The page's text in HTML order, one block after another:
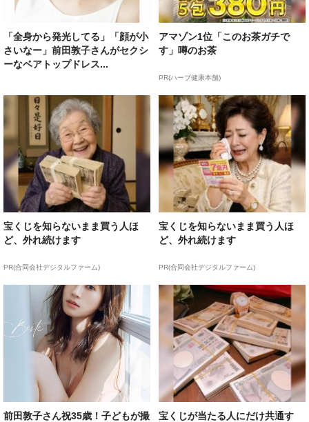
「全身から発光してる」「顔が小
さいなー」前田敦子さんがセクシ
ーなベアトップドレス...
アマゾン1位「このお茶ガチで
す」噂のお茶
PR(ハーブ健康本舗)
宝くじを知らないまま買う人ほ
ど、外れ続けます
PR(合同会社デジタルファーム)
宝くじを知らないまま買う人ほ
ど、外れ続けます
PR(合同会社デジタルファーム)
前田敦子さん祝35歳！子どもが撮
宝くじが当たる人にだけ共通す